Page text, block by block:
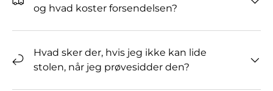
og hvad koster forsendelsen?
Hvad sker der, hvis jeg ikke kan lide
stolen, når jeg prøvesidder den?